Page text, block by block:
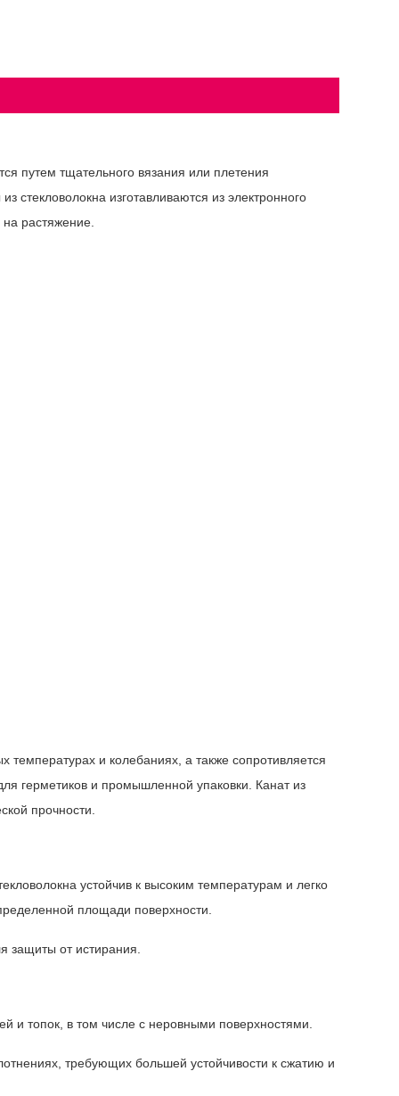
путем тщательного вязания или плетения
изготавливаются из электронного
растяжение.
температурах и колебаниях, а также сопротивляется
герметиков и промышленной упаковки. Канат из
прочности.
устойчив к высоким температурам и легко
площади поверхности.
защиты от истирания.
и топок, в том числе с неровными поверхностями.
требующих большей устойчивости к сжатию и